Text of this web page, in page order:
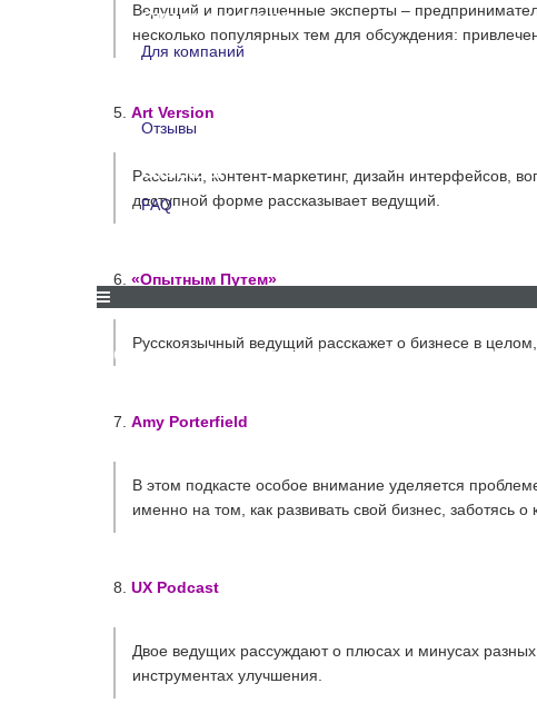
Скидки и акции
Для компаний
Отзывы
Отзывы
FAQ
СКИДКИ И АКЦИИ ДЛЯ КОМПАНИЙ
Ведущий и приглашенные эксперты –
несколько популярных тем для обсуждения:
5. Art Version
Рассылки, контент-маркетинг, дизайн интерфейсов,
доступной форме рассказывает ведущий.
6. «Опытным Путем»
Русскоязычный ведущий расскажет о бизнесе в
7. Amy Porterfield
В этом подкасте особое внимание уделяется
именно на том, как развивать свой бизнес, заботясь
8. UX Podcast
Двое ведущих рассуждают о плюсах и минусах
инструментах улучшения.